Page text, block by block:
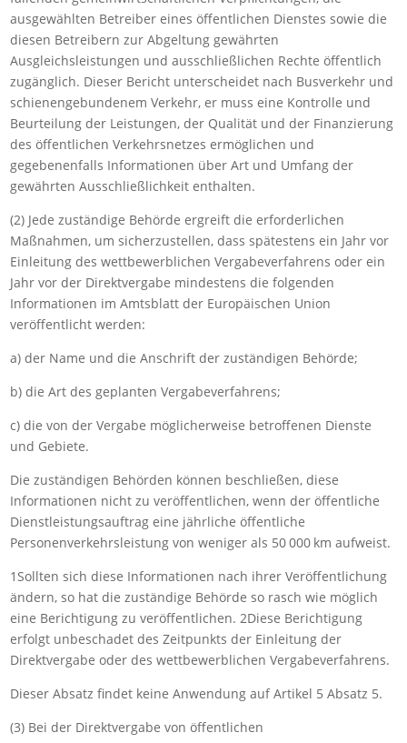
ausgewählten Betreiber eines öffentlichen Dienstes sowie die
diesen Betreibern zur Abgeltung gewährten
Ausgleichsleistungen und ausschließlichen Rechte öffentlich
zugänglich. Dieser Bericht unterscheidet nach Busverkehr und
schienengebundenem Verkehr, er muss eine Kontrolle und
Beurteilung der Leistungen, der Qualität und der Finanzierung
des öffentlichen Verkehrsnetzes ermöglichen und
gegebenenfalls Informationen über Art und Umfang der
gewährten Ausschließlichkeit enthalten.
(2) Jede zuständige Behörde ergreift die erforderlichen
Maßnahmen, um sicherzustellen, dass spätestens ein Jahr vor
Einleitung des wettbewerblichen Vergabeverfahrens oder ein
Jahr vor der Direktvergabe mindestens die folgenden
Informationen im Amtsblatt der Europäischen Union
veröffentlicht werden:
a) der Name und die Anschrift der zuständigen Behörde;
b) die Art des geplanten Vergabeverfahrens;
c) die von der Vergabe möglicherweise betroffenen Dienste
und Gebiete.
Die zuständigen Behörden können beschließen, diese
Informationen nicht zu veröffentlichen, wenn der öffentliche
Dienstleistungsauftrag eine jährliche öffentliche
Personenverkehrsleistung von weniger als 50 000 km aufweist.
1Sollten sich diese Informationen nach ihrer Veröffentlichung
ändern, so hat die zuständige Behörde so rasch wie möglich
eine Berichtigung zu veröffentlichen. 2Diese Berichtigung
erfolgt unbeschadet des Zeitpunkts der Einleitung der
Direktvergabe oder des wettbewerblichen Vergabeverfahrens.
Dieser Absatz findet keine Anwendung auf Artikel 5 Absatz 5.
(3) Bei der Direktvergabe von öffentlichen